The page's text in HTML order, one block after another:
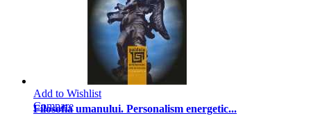
Add to Wishlist
Compare
Filosofia umanului. Personalism energetic...